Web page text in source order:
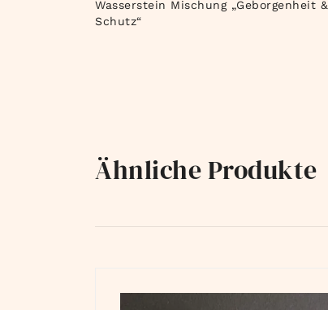
Wasserstein Mischung „Geborgenheit &
Schutz“
Ähnliche Produkte